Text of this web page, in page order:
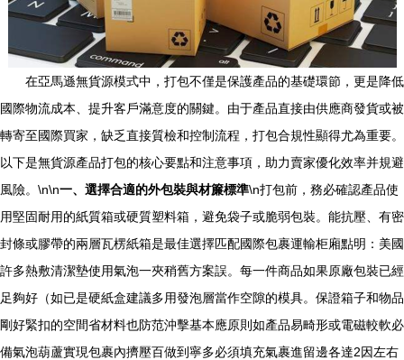
在亞馬遜無貨源模式中，打包不僅是保護產品的基礎環節，更是降低
國際物流成本、提升客戶滿意度的關鍵。由于產品直接由供應商發貨或被
轉寄至國際買家，缺乏直接質檢和控制流程，打包合規性顯得尤為重要。
以下是無貨源產品打包的核心要點和注意事項，助力賣家優化效率并規避
風險。\n\n一、選擇合適的外包裝與材簾標準\n打包前，務必確認產品使
用堅固耐用的紙質箱或硬質塑料箱，避免袋子或脆弱包裝。能抗壓、有密
封條或膠帶的兩層瓦楞紙箱是最佳選擇匹配國際包裹運輸柜廂點明：美國
許多熱敷清潔墊使用氣泡一夾稍舊方案誤。每一件商品如果原廠包裝已經
足夠好（如已是硬紙盒建議多用發泡層當作空隙的模具。保證箱子和物品
剛好緊扣的空間省材料也防范沖擊基本應原則如產品易畸形或電磁較軟必
備氣泡葫蘆實現包裹內擠壓百做到寧多必須填充氣裹進留邊各達2因左右